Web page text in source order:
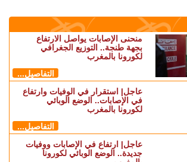
خورخي ميسي..
وفاة والد نجم
كرة القدم
الأرجنتيني ليونيل
ميسي عن عمر
العرائـــش..
تصريحات
واتهامات زائفة
للهجرة السرية